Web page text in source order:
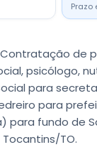
Prazo
Contratação de
psicólogo,
para
para
para fundo de
TO.